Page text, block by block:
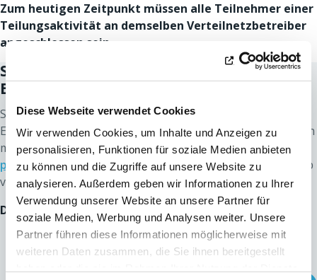
Diese Webseite verwendet Cookies
Wir verwenden Cookies, um Inhalte und Anzeigen zu
personalisieren, Funktionen für soziale Medien anbieten
zu können und die Zugriffe auf unsere Website zu
analysieren. Außerdem geben wir Informationen zu Ihrer
Verwendung unserer Website an unsere Partner für
soziale Medien, Werbung und Analysen weiter. Unsere
Partner führen diese Informationen möglicherweise mit
weiteren Daten zusammen, die Sie ihnen bereitgestellt
Zum heutigen Zeitpunkt müssen alle Teilnehmer einer
Teilungsaktivität an demselben Verteilnetzbetreiber
angeschlossen sein.
Schritt 2:
Energieteilungsaktivität
Sie füllen das Antragsformular für die Aufnahme einer
Energieteilungsaktivität aus und schicken Sie es zusammen
mit den dazugehörigen Anlagen an ORES unter
partage.energie@ores.be. Wir antworten Ihnen innerhalb
von 10 Tagen.
Die verschiedenen Anlagen:
Anlage 2: Nachweis für die Ermächtigung des
Vertreters der Energieteilung